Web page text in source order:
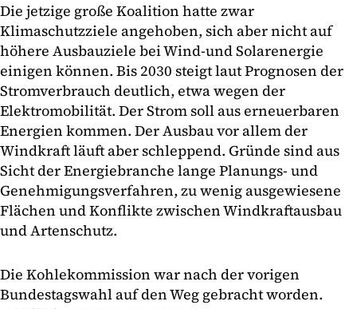
Die jetzige große Koalition hatte zwar
Klimaschutzziele angehoben, sich aber nicht auf
höhere Ausbauziele bei Wind-und Solarenergie
einigen können. Bis 2030 steigt laut Prognosen der
Stromverbrauch deutlich, etwa wegen der
Elektromobilität. Der Strom soll aus erneuerbaren
Energien kommen. Der Ausbau vor allem der
Windkraft läuft aber schleppend. Gründe sind aus
Sicht der Energiebranche lange Planungs- und
Genehmigungsverfahren, zu wenig ausgewiesene
Flächen und Konflikte zwischen Windkraftausbau
und Artenschutz.
Die Kohlekommission war nach der vorigen
Bundestagswahl auf den Weg gebracht worden.